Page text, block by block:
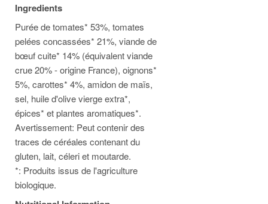
Ingredients
Purée de tomates* 53%, tomates
pelées concassées* 21%, viande de
bœuf cuite* 14% (équivalent viande
crue 20% - origine France), oignons*
5%, carottes* 4%, amidon de maïs,
sel, huile d'olive vierge extra*,
épices* et plantes aromatiques*.
Avertissement: Peut contenir des
traces de céréales contenant du
gluten, lait, céleri et moutarde.
*: Produits issus de l'agriculture
biologique.